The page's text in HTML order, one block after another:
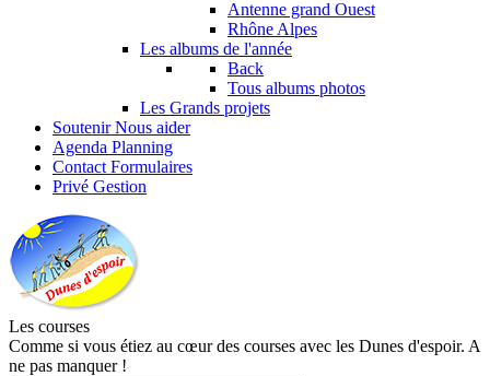
Antenne grand Ouest
Rhône Alpes
Les albums de l'année
Back
Tous albums photos
Les Grands projets
Soutenir Nous aider
Agenda Planning
Contact Formulaires
Privé Gestion
Les courses
Comme si vous étiez au cœur des courses avec les Dunes d'espoir. A
ne pas manquer !